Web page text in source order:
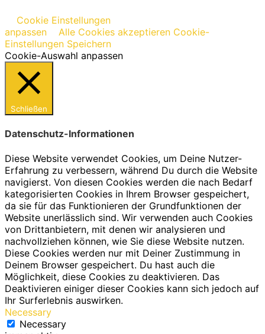
Cookie Einstellungen
anpassen
Alle Cookies akzeptieren Cookie-
Einstellungen Speichern
Cookie-Auswahl anpassen
Schließen
Datenschutz-Informationen
Diese Website verwendet Cookies, um Deine Nutzer-
Erfahrung zu verbessern, während Du durch die Website
navigierst. Von diesen Cookies werden die nach Bedarf
kategorisierten Cookies in Ihrem Browser gespeichert,
da sie für das Funktionieren der Grundfunktionen der
Website unerlässlich sind. Wir verwenden auch Cookies
von Drittanbietern, mit denen wir analysieren und
nachvollziehen können, wie Sie diese Website nutzen.
Diese Cookies werden nur mit Deiner Zustimmung in
Deinem Browser gespeichert. Du hast auch die
Möglichkeit, diese Cookies zu deaktivieren. Das
Deaktivieren einiger dieser Cookies kann sich jedoch auf
Ihr Surferlebnis auswirken.
Necessary
Necessary